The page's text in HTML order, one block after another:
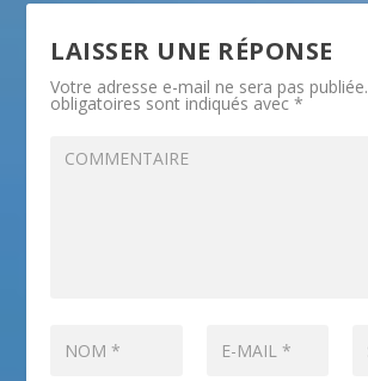
LAISSER UNE RÉPONSE
Votre adresse e-mail ne sera pas publiée.
obligatoires sont indiqués avec*